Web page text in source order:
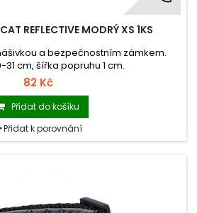
REFLECTIVE MODRÝ XS 1KS
a bezpečnostním zámkem.
31 cm, šířka popruhu 1 cm.
82 Kč
Přidat do košíku
Přidat k porovnání